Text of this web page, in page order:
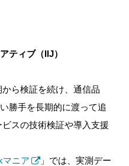
ティブ（IIJ）
ら検証を続け、通信品
勝手を長期的に渡って追
スの技術検証や導入支援
マニア
」では、実測デー